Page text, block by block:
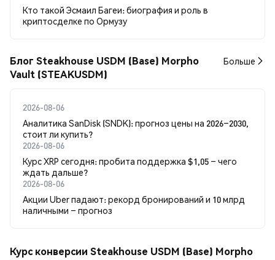
Кто такой Эсмаил Багеи: биография и роль в
криптосделке по Ормузу
Блог Steakhouse USDM (Base) Morpho
Vault (STEAKUSDM)
Больше
2026-08-06
Аналитика SanDisk (SNDK): прогноз цены на 2026–2030,
стоит ли купить?
2026-08-06
Курс XRP сегодня: пробита поддержка $1,05 – чего
ждать дальше?
2026-08-06
Акции Uber падают: рекорд бронирований и 10 млрд
наличными – прогноз
Курс конверсии Steakhouse USDM (Base) Morpho